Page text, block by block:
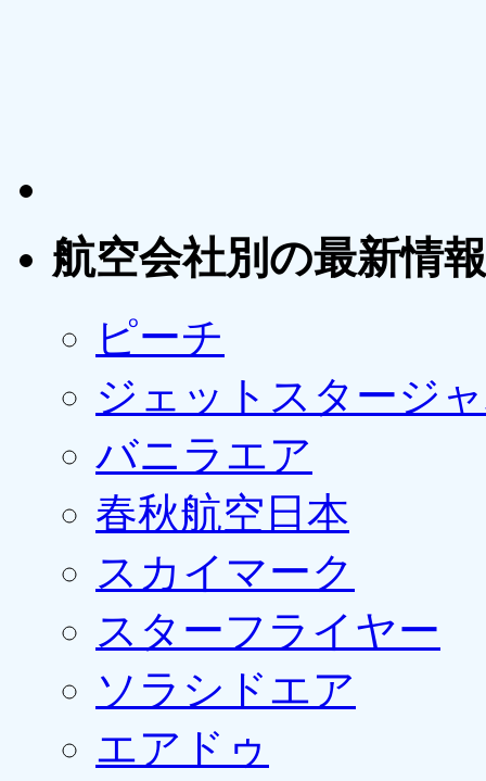
航空会社別の最新情報
ピーチ
ジェットスタージ
バニラエア
春秋航空日本
スカイマーク
スターフライヤー
ソラシドエア
エアドゥ